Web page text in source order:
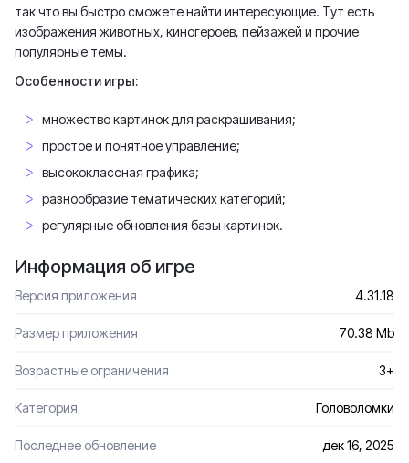
так что вы быстро сможете найти интересующие. Тут есть
изображения животных, киногероев, пейзажей и прочие
популярные темы.
Особенности игры:
множество картинок для раскрашивания;
простое и понятное управление;
высококлассная графика;
разнообразие тематических категорий;
регулярные обновления базы картинок.
Информация об игре
Версия приложения 4.31.18
Размер приложения 70.38 Mb
Возрастные ограничения 3+
Категория Головоломки
Последнее обновление дек 16, 2025